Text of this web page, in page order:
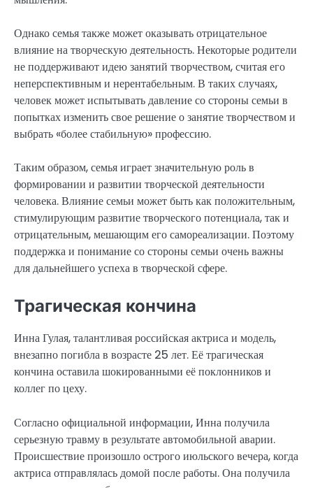
Однако семья также может оказывать отрицательное
влияние на творческую деятельность. Некоторые родители
не поддерживают идею занятий творчеством, считая его
неперспективным и нерентабельным. В таких случаях,
человек может испытывать давление со стороны семьи в
попытках изменить свое решение о занятие творчеством и
выбрать «более стабильную» профессию.
Таким образом, семья играет значительную роль в
формировании и развитии творческой деятельности
человека. Влияние семьи может быть как положительным,
стимулирующим развитие творческого потенциала, так и
отрицательным, мешающим его самореализации. Поэтому
поддержка и понимание со стороны семьи очень важны
для дальнейшего успеха в творческой сфере.
Трагическая кончина
Инна Гулая, талантливая российская актриса и модель,
внезапно погибла в возрасте 25 лет. Её трагическая
кончина оставила шокированными её поклонников и
коллег по цеху.
Согласно официальной информации, Инна получила
серьезную травму в результате автомобильной аварии.
Происшествие произошло острого июльского вечера, когда
актриса отправлялась домой после работы. Она получила